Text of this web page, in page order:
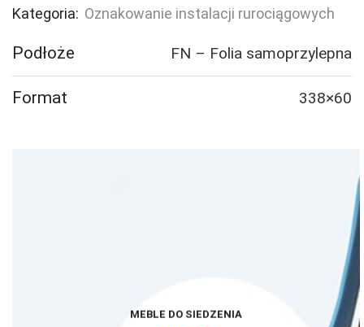
-
naklejek
Kategoria: Oznakowanie instalacji rurociągowych
Podłoże FN – Folia samoprzylepna
Format 338×60
MEBLE DO SIEDZENIA